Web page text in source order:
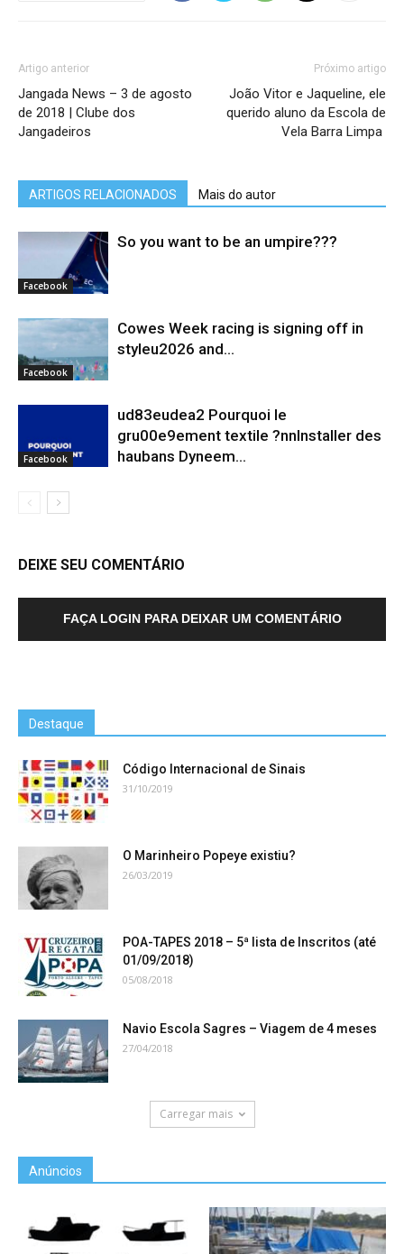
Artigo anterior
Jangada News – 3 de agosto
de 2018 | Clube dos
Jangadeiros
Próximo artigo
João Vitor e Jaqueline, ele
querido aluno da Escola de
Vela Barra Limpa ️
ARTIGOS RELACIONADOS Mais do autor
Facebook
So you want to be an umpire???
Facebook
Cowes Week racing is signing off in
styleu2026 and...
Facebook
ud83eudea2 Pourquoi le
gru00e9ement textile ?nnInstaller des
haubans Dyneem…
DEIXE SEU COMENTÁRIO
FAÇA LOGIN PARA DEIXAR UM COMENTÁRIO
Destaque
Código Internacional de Sinais
31/10/2019
O Marinheiro Popeye existiu?
26/03/2019
POA-TAPES 2018 – 5ª lista de Inscritos (até
01/09/2018)
05/08/2018
Navio Escola Sagres – Viagem de 4 meses
27/04/2018
Carregar mais
Anúncios